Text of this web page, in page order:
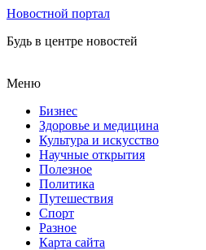
Новостной портал
Будь в центре новостей
Меню
Бизнес
Здоровье и медицина
Культура и искусство
Научные открытия
Полезное
Политика
Путешествия
Спорт
Разное
Карта сайта